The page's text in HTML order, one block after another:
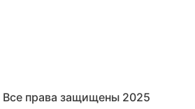
| Все права защищены 2025